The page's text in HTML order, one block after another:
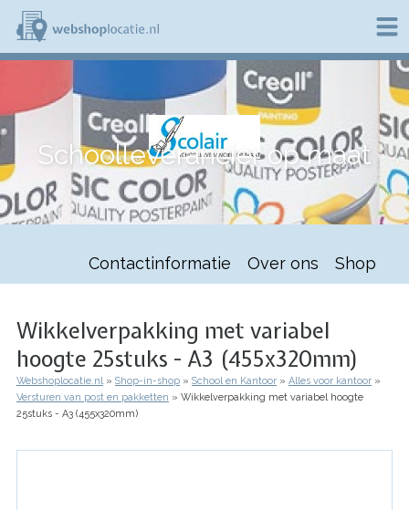
Overslaan
naar
de
s
p
o
c
l
Schoolleverancier op maat
Contactinformatie Over ons Shop
Wikkelverpakking met variabel
hoogte 25stuks - A3 (455x320mm)
Kruimelpad
Webshoplocatie.nl Shop-in-shop School en Kantoor
Alles voor kantoor
Versturen van post en pakketten
Wikkelverpakking met variabel hoogte
25stuks - A3 (455x320mm)